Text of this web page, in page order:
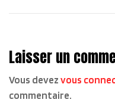
Laisser un
Vous devez vous
commentaire.